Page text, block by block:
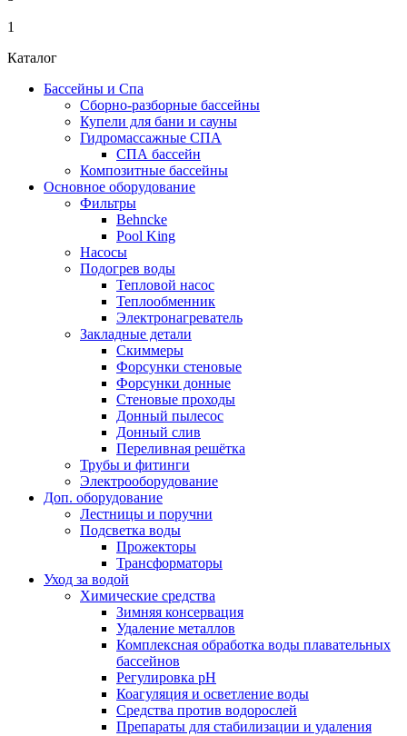
1
Каталог
Бассейны и Спа
Сборно-разборные бассейны
Купели для бани и сауны
Гидромассажные СПА
СПА бассейн
Композитные бассейны
Основное оборудование
Фильтры
Behncke
Pool King
Насосы
Подогрев воды
Тепловой насос
Теплообменник
Электронагреватель
Закладные детали
Скиммеры
Форсунки стеновые
Форсунки донные
Стеновые проходы
Донный пылесос
Донный слив
Переливная решётка
Трубы и фитинги
Электрооборудование
Доп. оборудование
Лестницы и поручни
Подсветка воды
Прожекторы
Трансформаторы
Уход за водой
Химические средства
Зимняя консервация
Удаление металлов
Комплексная обработка воды плавательных
бассейнов
Регулировка рH
Коагуляция и осветление воды
Средства против водорослей
Препараты для стабилизации и удаления